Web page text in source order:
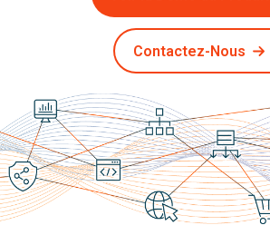
Contactez-Nous